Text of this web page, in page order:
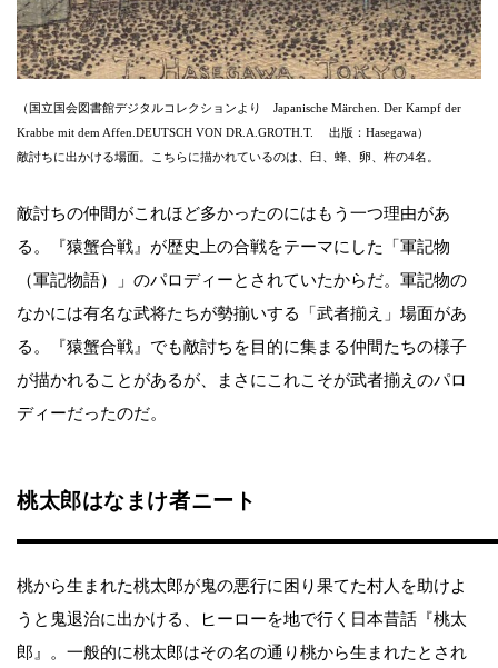
（国立国会図書館デジタルコレクションより Japanische Märchen. Der Kampf der
Krabbe mit dem Affen.DEUTSCH VON DR.A.GROTH.T. 出版：Hasegawa）
敵討ちに出かける場面。こちらに描かれているのは、臼、蜂、卵、杵の4名。
敵討ちの仲間がこれほど多かったのにはもう一つ理由があ
る。『猿蟹合戦』が歴史上の合戦をテーマにした「軍記物
（軍記物語）」のパロディーとされていたからだ。軍記物の
なかには有名な武将たちが勢揃いする「武者揃え」場面があ
る。『猿蟹合戦』でも敵討ちを目的に集まる仲間たちの様子
が描かれることがあるが、まさにこれこそが武者揃えのパロ
ディーだったのだ。
桃太郎はなまけ者ニート
桃から生まれた桃太郎が鬼の悪行に困り果てた村人を助けよ
うと鬼退治に出かける、ヒーローを地で行く日本昔話『桃太
郎』。一般的に桃太郎はその名の通り桃から生まれたとされ